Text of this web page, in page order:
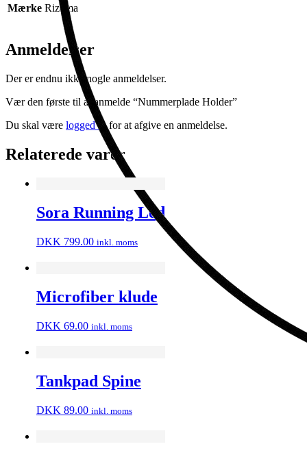
Mærke Rizoma
Anmeldelser
Der er endnu ikke nogle anmeldelser.
Vær den første til at anmelde “Nummerplade Holder”
Du skal være logged infor at afgive en anmeldelse.
Relaterede varer
Sora Running Led
DKK 799.00 inkl. moms
Microfiber klude
DKK 69.00 inkl. moms
Tankpad Spine
DKK 89.00 inkl. moms